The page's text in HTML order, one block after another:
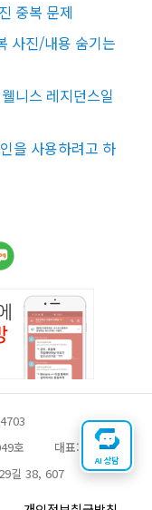
중복 문제
사진/내용 숨기는
니스 레지던스일
을 사용하려고 하
호
대표:채찬
길 38, 607
AI 상담